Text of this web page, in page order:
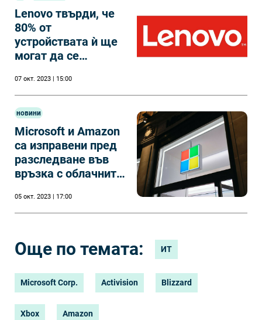
Lenovo твърди, че
80% от
устройствата ѝ ще
могат да се
потребителите
07 окт. 2023 | 15:00
новини
Microsoft и Amazon
са изправени пред
разследване във
връзка с облачните
05 окт. 2023 | 17:00
Още по темата: ИТ
Microsoft Corp. Activision Blizzard
Xbox Amazon